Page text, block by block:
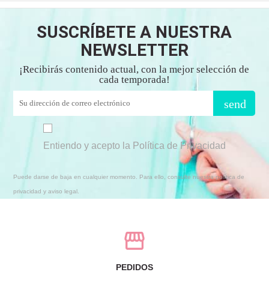
SUSCRÍBETE A NUESTRA
NEWSLETTER
¡Recibirás contenido actual, con la mejor selección de
cada temporada!
send
Entiendo y acepto la Política de Privacidad
Puede darse de baja en cualquier momento. Para ello, consulte nuestra política de
privacidad y aviso legal.
PEDIDOS